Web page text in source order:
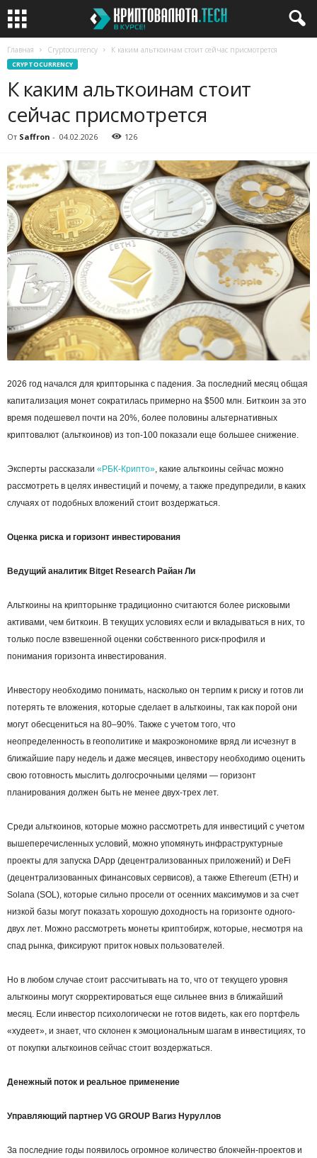
Главная Cryptocurrency К каким альткоинам стоит сейчас присмотрется
CRYPTOCURRENCY
К каким альткоинам стоит
сейчас присмотрется
От Saffron - 04.02.2026 126
2026 год начался для крипторынка с падения. За последний месяц общая
капитализация монет сократилась примерно на $500 млн. Биткоин за это
время подешевел почти на 20%, более половины альтернативных
криптовалют (альткоинов) из топ-100 показали еще большее снижение.
Эксперты рассказали «РБК-Крипто» , какие альткоины сейчас можно
рассмотреть в целях инвестиций и почему, а также предупредили, в каких
случаях от подобных вложений стоит воздержаться.
Оценка риска и горизонт инвестирования
Ведущий аналитик Bitget Research Райан Ли
Альткоины на крипторынке традиционно считаются более рисковыми
активами, чем биткоин. В текущих условиях если и вкладываться в них, то
только после взвешенной оценки собственного риск-профиля и
понимания горизонта инвестирования.
Инвестору необходимо понимать, насколько он терпим к риску и готов ли
потерять те вложения, которые сделает в альткоины, так как порой они
могут обесцениться на 80–90%. Также с учетом того, что
неопределенность в геополитике и макроэкономике вряд ли исчезнут в
ближайшие пару недель и даже месяцев, инвестору необходимо оценить
свою готовность мыслить долгосрочными целями — горизонт
планирования должен быть не менее двух-трех лет.
Среди альткоинов, которые можно рассмотреть для инвестиций с учетом
вышеперечисленных условий, можно упомянуть инфраструктурные
проекты для запуска DApp (децентрализованных приложений) и DeFi
(децентрализованных финансовых сервисов), а также Ethereum (ETH) и
Solana (SOL), которые сильно просели от осенних максимумов и за счет
низкой базы могут показать хорошую доходность на горизонте одного-
двух лет. Можно рассмотреть монеты криптобирж, которые, несмотря на
спад рынка, фиксируют приток новых пользователей.
Но в любом случае стоит рассчитывать на то, что от текущего уровня
альткоины могут скорректироваться еще сильнее вниз в ближайший
месяц. Если инвестор психологически не готов видеть, как его портфель
«худеет», и знает, что склонен к эмоциональным шагам в инвестициях, то
от покупки альткоинов сейчас стоит воздержаться.
Денежный поток и реальное применение
Управляющий партнер VG GROUP Вагиз Нуруллов
За последние годы появилось огромное количество блокчейн-проектов и